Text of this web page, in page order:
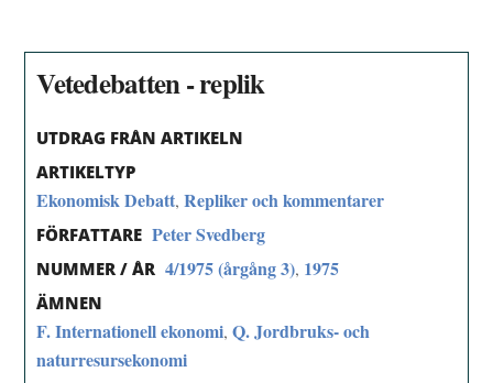
Vetedebatten - replik
UTDRAG FRÅN ARTIKELN
ARTIKELTYP
Ekonomisk Debatt,Repliker och kommentarer
FÖRFATTARE Peter Svedberg
NUMMER / ÅR 4/1975 (årgång 3), 1975
ÄMNEN
F. Internationell ekonomi,Q. Jordbruks- och
naturresursekonomi